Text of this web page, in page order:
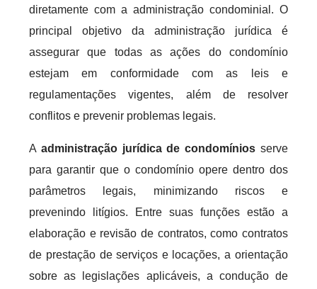
diretamente com a administração condominial. O
principal objetivo da administração jurídica é
assegurar que todas as ações do condomínio
estejam em conformidade com as leis e
regulamentações vigentes, além de resolver
conflitos e prevenir problemas legais.
A administração jurídica de condomínios serve
para garantir que o condomínio opere dentro dos
parâmetros legais, minimizando riscos e
prevenindo litígios. Entre suas funções estão a
elaboração e revisão de contratos, como contratos
de prestação de serviços e locações, a orientação
sobre as legislações aplicáveis, a condução de